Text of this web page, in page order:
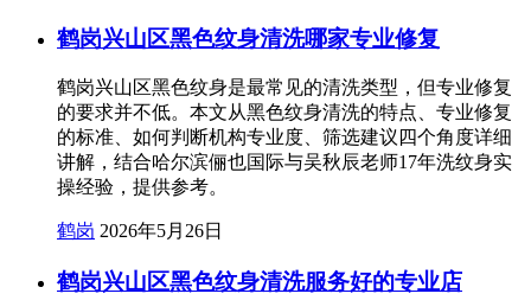
鹤岗兴山区黑色纹身清洗哪家专业修复
鹤岗兴山区黑色纹身是最常见的清洗类型，但专业修复
的要求并不低。本文从黑色纹身清洗的特点、专业修复
的标准、如何判断机构专业度、筛选建议四个角度详细
讲解，结合哈尔滨俪也国际与吴秋辰老师17年洗纹身实
操经验，提供参考。
鹤岗 2026年5月26日
鹤岗兴山区黑色纹身清洗服务好的专业店